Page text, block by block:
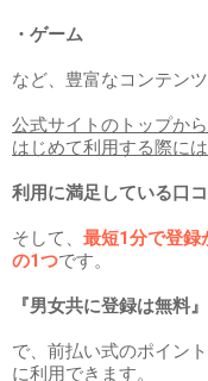
・ゲーム
など、豊富なコンテン
公式サイトのトップか
はじめて利用する際に
利用に満足している口
そして、 最短1分で登録
の1つです。
『男女共に登録は無料』
で、前払い式のポイン
に利用できます。